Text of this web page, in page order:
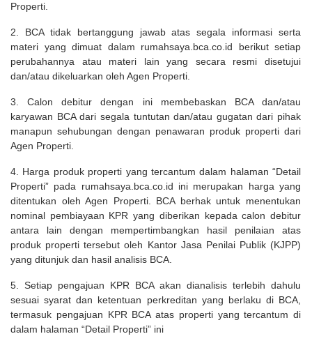
Properti.
2. BCA tidak bertanggung jawab atas segala informasi serta
materi yang dimuat dalam rumahsaya.bca.co.id berikut setiap
perubahannya atau materi lain yang secara resmi disetujui
dan/atau dikeluarkan oleh Agen Properti.
3. Calon debitur dengan ini membebaskan BCA dan/atau
karyawan BCA dari segala tuntutan dan/atau gugatan dari pihak
manapun sehubungan dengan penawaran produk properti dari
Agen Properti.
4. Harga produk properti yang tercantum dalam halaman “Detail
Properti” pada rumahsaya.bca.co.id ini merupakan harga yang
ditentukan oleh Agen Properti. BCA berhak untuk menentukan
nominal pembiayaan KPR yang diberikan kepada calon debitur
antara lain dengan mempertimbangkan hasil penilaian atas
produk properti tersebut oleh Kantor Jasa Penilai Publik (KJPP)
yang ditunjuk dan hasil analisis BCA.
5. Setiap pengajuan KPR BCA akan dianalisis terlebih dahulu
sesuai syarat dan ketentuan perkreditan yang berlaku di BCA,
termasuk pengajuan KPR BCA atas properti yang tercantum di
dalam halaman “Detail Properti” ini